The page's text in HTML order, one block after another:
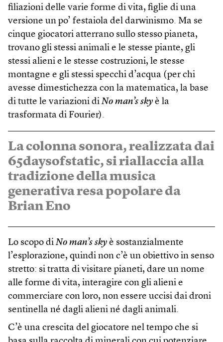
filiazioni delle varie forme di vita, figlie di una
versione un po’ festaiola del darwinismo. Ma se
cinque giocatori atterrano sullo stesso pianeta,
trovano gli stessi animali e le stesse piante, gli
stessi alieni e le stesse costruzioni, le stesse
montagne e gli stessi specchi d’acqua (per chi
avesse dimestichezza con la matematica, la base
di tutte le variazioni di No man’s sky è la
trasformata di Fourier).
La colonna sonora, realizzata dai
65daysofstatic, si riallaccia alla
tradizione della musica
generativa resa popolare da
Brian Eno
Lo scopo di No man’s sky è sostanzialmente
l’esplorazione, quindi non c’è un obiettivo in senso
stretto: si tratta di visitare pianeti, dare un nome
alle forme di vita, interagire con gli alieni e
commerciare con loro, non essere uccisi dai droni
sentinella né dagli alieni né dagli animali.
C’è una crescita del giocatore nel tempo che si